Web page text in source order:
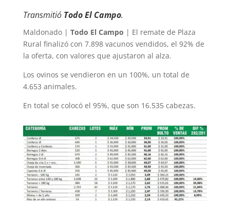
Transmitió Todo El Campo.
Maldonado | Todo El Campo | El remate de Plaza
Rural finalizó con 7.898 vacunos vendidos, el 92% de
la oferta, con valores que ajustaron al alza.
Los ovinos se vendieron en un 100%, un total de
4.653 animales.
En total se colocó el 95%, que son 16.535 cabezas.